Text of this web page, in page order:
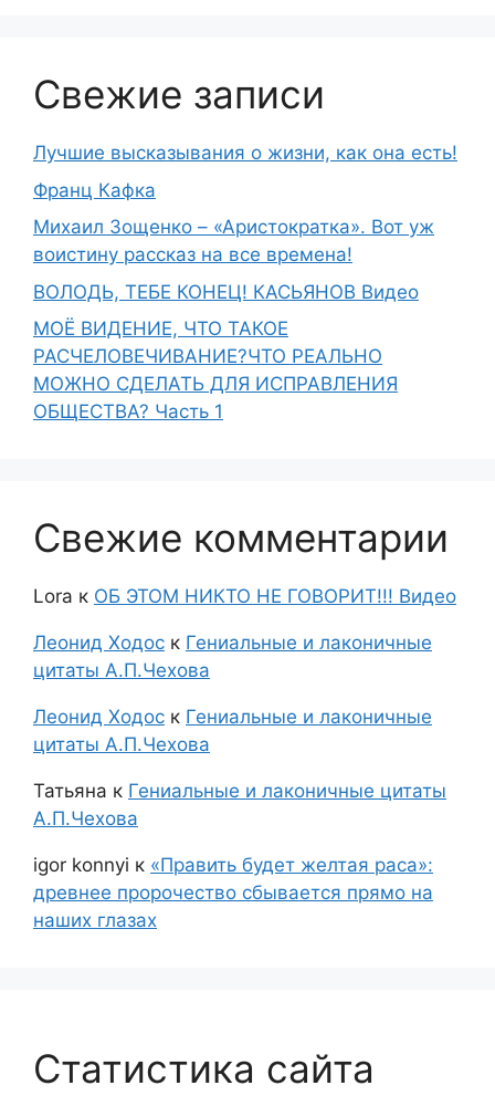
Свежие записи
Лучшие высказывания о жизни, как она есть!
Франц Кафка
Михаил Зощенко – «Аристократка». Вот уж
воистину рассказ на все времена!
ВОЛОДЬ, ТЕБЕ КОНЕЦ! КАСЬЯНОВ Видео
МОЁ ВИДЕНИЕ, ЧТО ТАКОЕ
РАСЧЕЛОВЕЧИВАНИЕ?ЧТО РЕАЛЬНО
МОЖНО СДЕЛАТЬ ДЛЯ ИСПРАВЛЕНИЯ
ОБЩЕСТВА? Часть 1
Свежие комментарии
Lora к ОБ ЭТОМ НИКТО НЕ ГОВОРИТ!!! Видео
Леонид Ходос к Гениальные и лаконичные
цитаты А.П.Чехова
Леонид Ходос к Гениальные и лаконичные
цитаты А.П.Чехова
Татьяна к Гениальные и лаконичные цитаты
А.П.Чехова
igor konnyi к «Править будет желтая раса»:
древнее пророчество сбывается прямо на
наших глазах
Статистика сайта